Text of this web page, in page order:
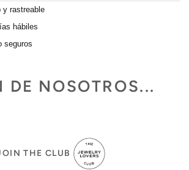
y rastreable
hábiles
seguros
DE NOSOTROS...
THE CLUB